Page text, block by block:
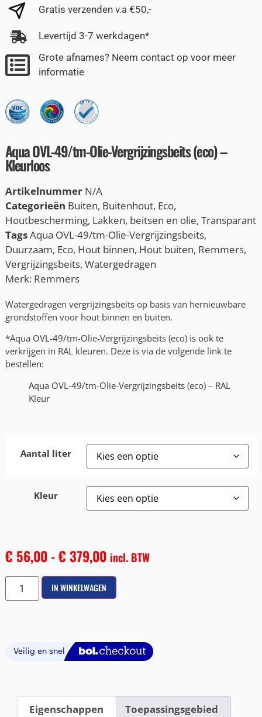
Gratis verzenden v.a €50,-
Levertijd 3-7 werkdagen*
Grote afnames? Neem contact op voor meer
informatie
Aqua OVL-49/tm-Olie-Vergrijzingsbeits (eco) –
Kleurloos
Artikelnummer N/A
Categorieën Buiten, Buitenhout, Eco,
Houtbescherming, Lakken, beitsen en olie, Transparant
TagsAqua OVL-49/tm-Olie-Vergrijzingsbeits,
Duurzaam, Eco, Hout binnen, Hout buiten, Remmers,
Vergrijzingsbeits, Watergedragen
Merk: Remmers
Watergedragen vergrijzingsbeits op basis van hernieuwbare
grondstoffen voor hout binnen en buiten.
*Aqua OVL-49/tm-Olie-Vergrijzingsbeits (eco) is ook te
verkrijgen in RAL kleuren. Deze is via de volgende link te
bestellen:
Aqua OVL-49/tm-Olie-Vergrijzingsbeits (eco) – RAL
Kleur
Aantal liter
Kleur
€ 56,00-€ 379,00 incl. BTW
IN WINKELWAGEN
Eigenschappen Toepassingsgebied